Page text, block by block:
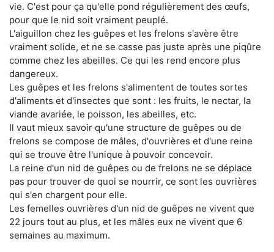
vie. C'est pour ça qu'elle pond régulièrement des œufs,
pour que le nid soit vraiment peuplé.
L'aiguillon chez les guêpes et les frelons s'avère être
vraiment solide, et ne se casse pas juste après une piqûre
comme chez les abeilles. Ce qui les rend encore plus
dangereux.
Les guêpes et les frelons s'alimentent de toutes sortes
d'aliments et d'insectes que sont : les fruits, le nectar, la
viande avariée, le poisson, les abeilles, etc.
Il vaut mieux savoir qu'une structure de guêpes ou de
frelons se compose de mâles, d'ouvrières et d'une reine
qui se trouve être l'unique à pouvoir concevoir.
La reine d'un nid de guêpes ou de frelons ne se déplace
pas pour trouver de quoi se nourrir, ce sont les ouvrières
qui s'en chargent pour elle.
Les femelles ouvrières d'un nid de guêpes ne vivent que
22 jours tout au plus, et les mâles eux ne vivent que 6
semaines au maximum.